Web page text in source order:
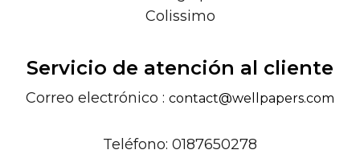
Colissimo
Servicio de atención al cliente
Correo electrónico : contact@wellpapers.com
Teléfono: 0187650278